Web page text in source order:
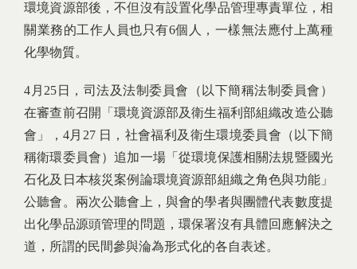
環境資源部後，不但沒有設置化學品管理專責單位，相
關業務的工作人員也只有6個人，一樣無法應付上萬種
化學物質。
4月25日，司法及法制委員會（以下簡稱法制委員會）
在審查前召開「環境資源部及衛生福利部組織改造公聽
會」，4月27 日，社會福利及衛生環境委員會（以下簡
稱衛環委員會）追加一場「從環境保護相關法規暨國光
石化及日本核災案例論環境資源部組織之角色與功能」
公聽會。兩次公聽會上，與會的學者與團體代表數度提
出化學品源頭管理的問題，環保署沒有具體回應解決之
道，所謂的民間參與淪為形式化的各自表述。